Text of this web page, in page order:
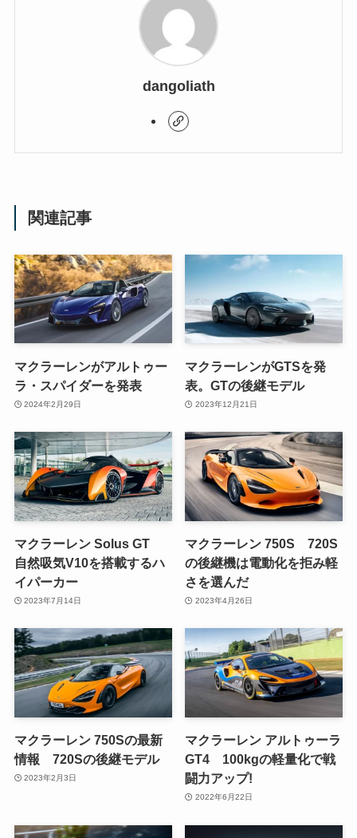
dangoliath
関連記事
マクラーレンがアルトゥー
ラ・スパイダーを発表
2024年2月29日
マクラーレンがGTSを発
表。GTの後継モデル
2023年12月21日
マクラーレン Solus GT
自然吸気V10を搭載するハ
イパーカー
2023年7月14日
マクラーレン 750S 720S
の後継機は電動化を拒み軽
さを選んだ
2023年4月26日
マクラーレン 750Sの最新
情報 720Sの後継モデル
2023年2月3日
マクラーレン アルトゥーラ
GT4 100kgの軽量化で戦
闘力アップ!
2022年6月22日